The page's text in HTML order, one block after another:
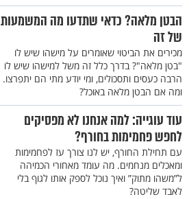
הבטן מלאה? כדאי שתדעו מה המשמעות
של זה
מכירים את הביטוי שאומרים על מישהו שיש לו
"בטן מלאה"? בדרך כלל זה משל למישהו שיש לו
הרבה כעסים ותסכולים, ומי יודע מתי הם יתפרצו.
ומה אם הבטן מלאה באוכל?
עוד עוגייה: למה אנחנו לא מפסיקים
לחפש פחמימות בחורף?
עם תחילת החורף, יש לנו צורך עז לפחמימות
ומאכלים מנחמים. מה עומד מאחורי הכמיהה
ל”משהו מתוק” ואיך נוכל לספק אותו לגוף בלי
לאבד שליטה?